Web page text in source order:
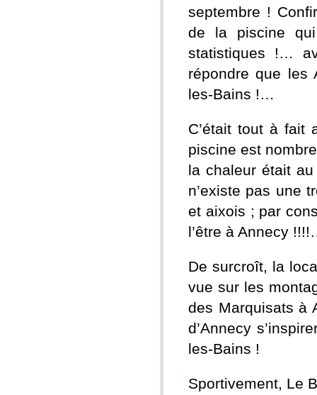
septembre !
de la piscine
statistiques !…
répondre que les
les-Bains !…
C’était tout à fait
piscine est
la chaleur était au
n’existe pas une
et aixois ; par
l’être à Annecy
De surcroît, la
vue sur les
des Marquisats à
d’Annecy
les-Bains !
Sportivement, Le